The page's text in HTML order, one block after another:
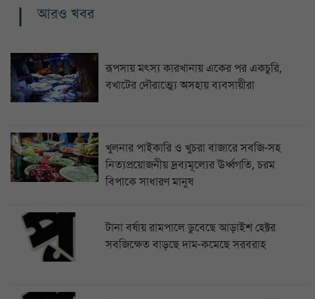
আরও খবর
রূপসায় মৎস্য কারখানায় একের পর একচুরি,
বখাটের দৌরাত্ম্যে অসহায় ব্যবসায়ীরা
খুলনার পাইকারি ও খুচরা বাজারে সবজি-সহ
নিত্যপ্রয়োজনীয় দ্রব্যমূল্যের ঊর্ধ্বগতি, চরম
বিপাকে সাধারণ মানুষ
টানা বর্ষায় রামপালে ডুবেছে আড়াইশ হেক্টর
সবজিক্ষেত বাড়ছে দাম-কমেছে সরবরাহ